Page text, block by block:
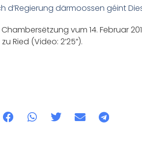
d’Regierung därmoossen géint
vum 14. Februar
Ried (Video: 2’25”).